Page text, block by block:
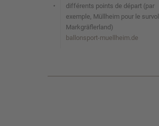
•
différents points de départ (par
exemple, Müllheim pour le
Markgräflerland)
ballonsport-muellheim.de